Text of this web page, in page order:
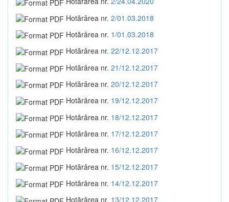
Hotărârea nr. 2/01.03.2018
Hotărârea nr. 1/01.03.2018
Hotărârea nr. 22/12.12.2017
Hotărârea nr. 21/12.12.2017
Hotărârea nr. 20/12.12.2017
Hotărârea nr. 19/12.12.2017
Hotărârea nr. 18/12.12.2017
Hotărârea nr. 17/12.12.2017
Hotărârea nr. 16/12.12.2017
Hotărârea nr. 15/12.12.2017
Hotărârea nr. 14/12.12.2017
Hotărârea nr. 13/12.12.2017